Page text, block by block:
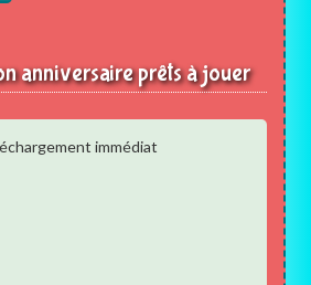
anniversaire prêts à jouer
immédiat